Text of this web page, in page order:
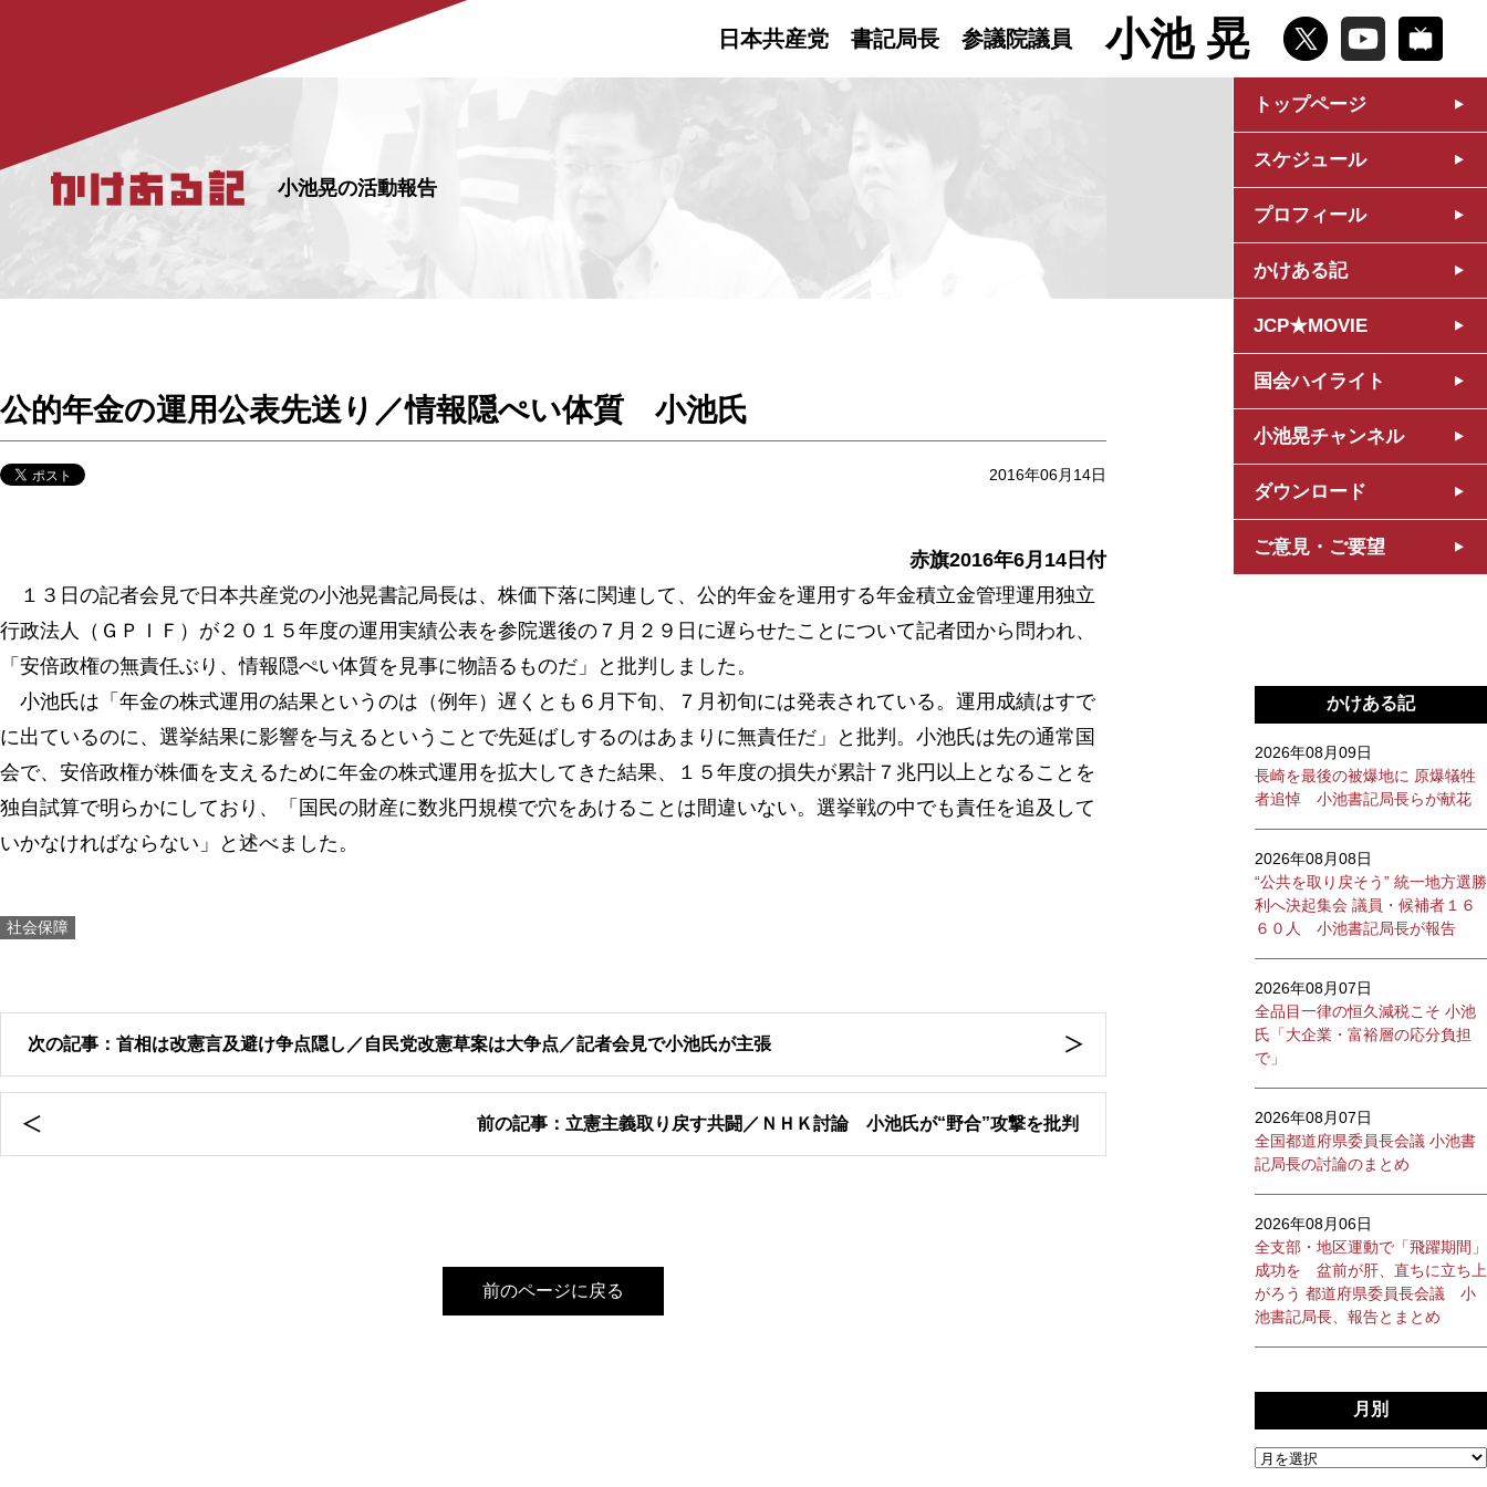
日本共産党 書記局長 参議院議員 小池 晃
トップページ
スケジュール
プロフィール
かけある記
JCP★MOVIE
国会ハイライト
小池晃チャンネル
ダウンロード
ご意見・ご要望
小池晃の活動報告
公的年金の運用公表先送り／情報隠ぺい体質 小池氏
2016年06月14日
赤旗2016年6月14日付
１３日の記者会見で日本共産党の小池晃書記局長は、株価下落に関連して、公的年金を運用する年金積立金管理運用独立
行政法人（ＧＰＩＦ）が２０１５年度の運用実績公表を参院選後の７月２９日に遅らせたことについて記者団から問われ、
「安倍政権の無責任ぶり、情報隠ぺい体質を見事に物語るものだ」と批判しました。
小池氏は「年金の株式運用の結果というのは（例年）遅くとも６月下旬、７月初旬には発表されている。運用成績はすで
に出ているのに、選挙結果に影響を与えるということで先延ばしするのはあまりに無責任だ」と批判。小池氏は先の通常国
会で、安倍政権が株価を支えるために年金の株式運用を拡大してきた結果、１５年度の損失が累計７兆円以上となることを
独自試算で明らかにしており、「国民の財産に数兆円規模で穴をあけることは間違いない。選挙戦の中でも責任を追及して
いかなければならない」と述べました。
社会保障
次の記事：首相は改憲言及避け争点隠し／自民党改憲草案は大争点／記者会見で小池氏が主張
前の記事：立憲主義取り戻す共闘／ＮＨＫ討論 小池氏が“野合”攻撃を批判
前のページに戻る
かけある記
2026年08月09日
長崎を最後の被爆地に 原爆犠牲
者追悼 小池書記局長らが献花
2026年08月08日
“公共を取り戻そう” 統一地方選勝
利へ決起集会 議員・候補者１６
６０人 小池書記局長が報告
2026年08月07日
全品目一律の恒久減税こそ 小池
氏「大企業・富裕層の応分負担
で」
2026年08月07日
全国都道府県委員長会議 小池書
記局長の討論のまとめ
2026年08月06日
全支部・地区運動で「飛躍期間」
成功を 盆前が肝、直ちに立ち上
がろう 都道府県委員長会議 小
池書記局長、報告とまとめ
月別